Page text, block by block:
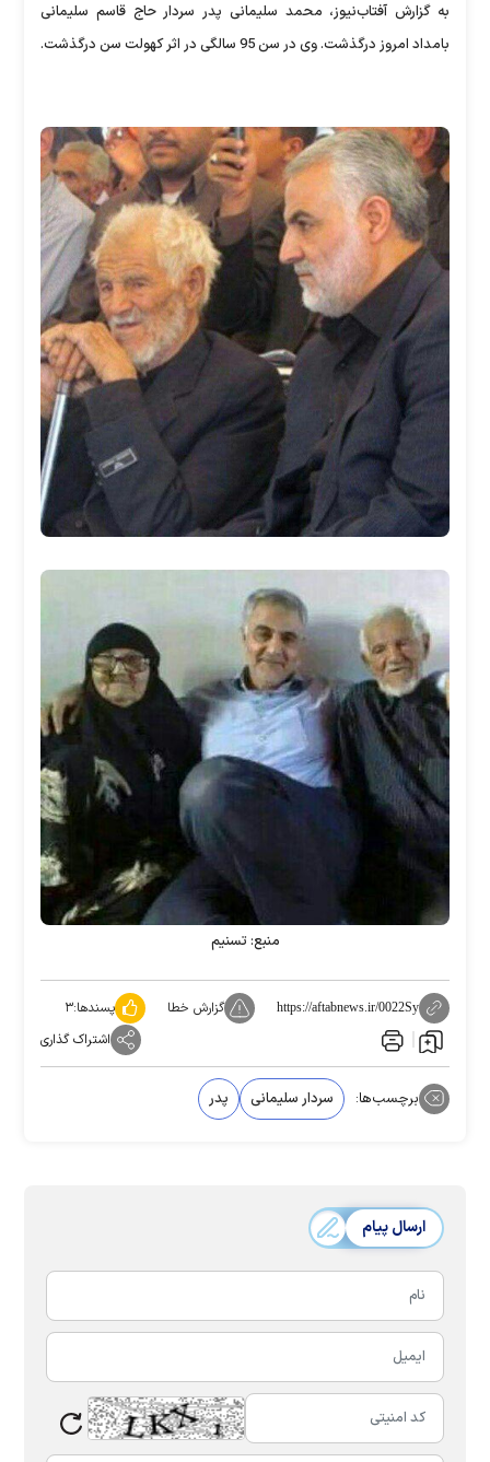
به گزارش آفتاب‌نیوز، محمد سلیمانی پدر سردار حاج قاسم سلیمانی
بامداد امروز درگذشت. وی در سن 95 سالگی در اثر کهولت سن درگذشت.
منبع: تسنیم
https://aftabnews.ir/0022Sy گزارش خطا پسندها:۳
اشتراک گذاری
برچسب‌ها: سردار سلیمانی پدر
ارسال پیام